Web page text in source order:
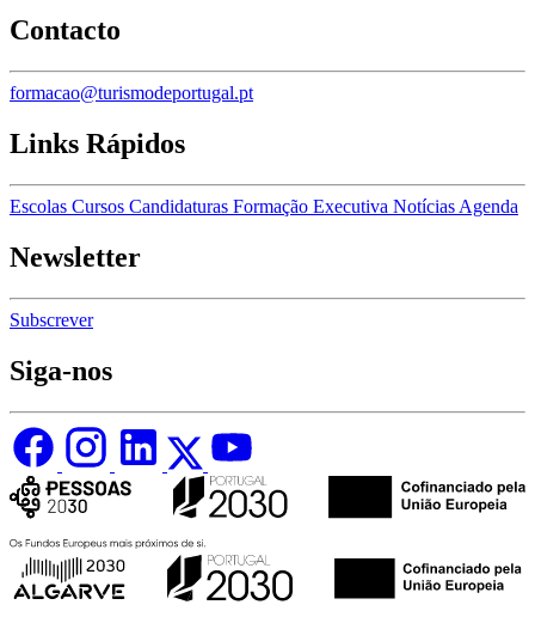
Contacto
formacao@turismodeportugal.pt
Links Rápidos
Escolas Cursos Candidaturas Formação Executiva Notícias Agenda
Newsletter
Subscrever
Siga-nos